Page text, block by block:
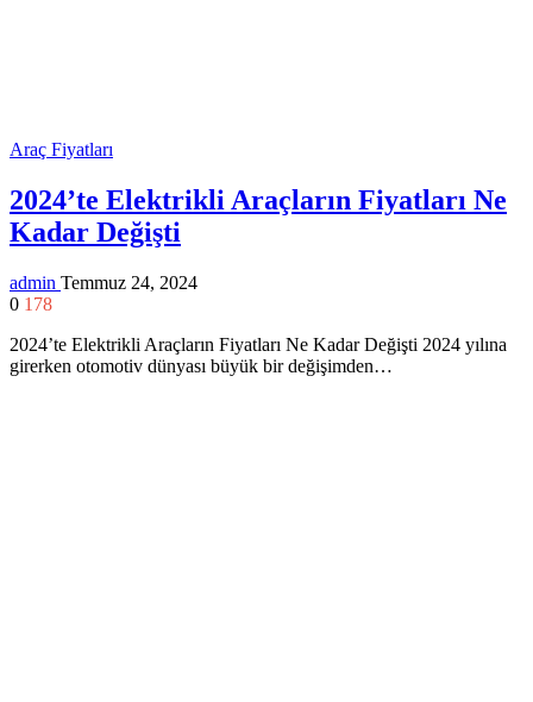
Araç Fiyatları
2024’te Elektrikli Araçların Fiyatları Ne
Kadar Değişti
admin Temmuz 24, 2024
0 178
2024’te Elektrikli Araçların Fiyatları Ne Kadar Değişti 2024 yılına
girerken otomotiv dünyası büyük bir değişimden…